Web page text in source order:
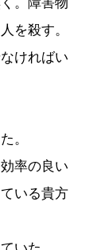
を殺す。
ければい
。
率の良い
いる貴方